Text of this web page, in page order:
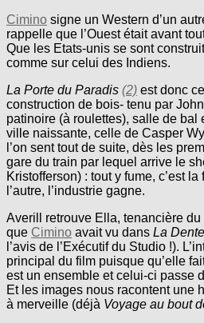
Cimino signe un Western d’un
rappelle que l’Ouest était avant
Que les Etats-unis se sont
comme sur celui des Indiens.
La Porte du Paradis (2) est donc
construction de bois- tenu par
patinoire (à roulettes), salle de bal
ville naissante, celle de Casper
l’on sent tout de suite, dès les
gare du train par lequel arrive le
Kristofferson) : tout y fume, c’est
l’autre, l’industrie gagne.
Averill retrouve Ella, tenancière du
que Cimino avait vu dans La
l’avis de l’Exécutif du Studio !).
principal du film puisque qu’elle
est un ensemble et celui-ci passe
Et les images nous racontent une
à merveille (déjà Voyage au bout